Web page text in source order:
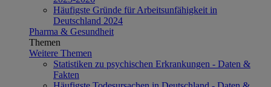
Häufigste Gründe für Arbeitsunfähigkeit in
Deutschland 2024
Pharma & Gesundheit
Themen
Weitere Themen
Statistiken zu psychischen Erkrankungen - Daten &
Fakten